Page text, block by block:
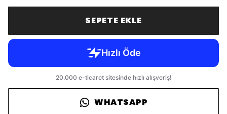
SEPETE EKLE
WHATSAPP